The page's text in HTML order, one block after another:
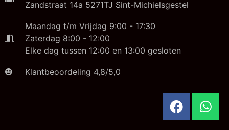
Zandstraat 14a 5271TJ Sint-Michielsgestel
Maandag t/m Vrijdag 9:00 - 17:30
Zaterdag 8:00 - 12:00
Elke dag tussen 12:00 en 13:00 gesloten
Klantbeoordeling 4,8/5,0